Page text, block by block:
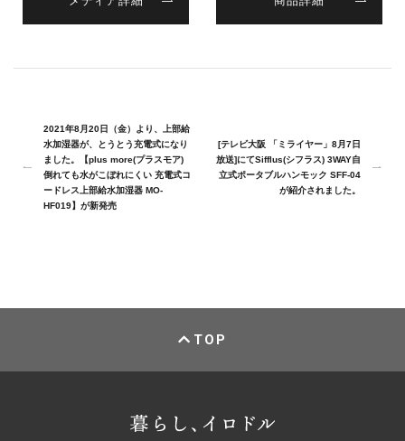
2021年8月20日（金）より、上部給
水加湿器が、とうとう充電式になり
ました。【plus more(プラスモア)
倒れても水がこぼれにくい 充電式コ
ードレス上部給水加湿器 MO-
HF019】が新発売
[テレビ大阪 「ミライヤー」8月7日
放送]にてSifflus(シフラス) 3WAY自
立式ポータブルハンモック SFF-04
が紹介されました。
TOP